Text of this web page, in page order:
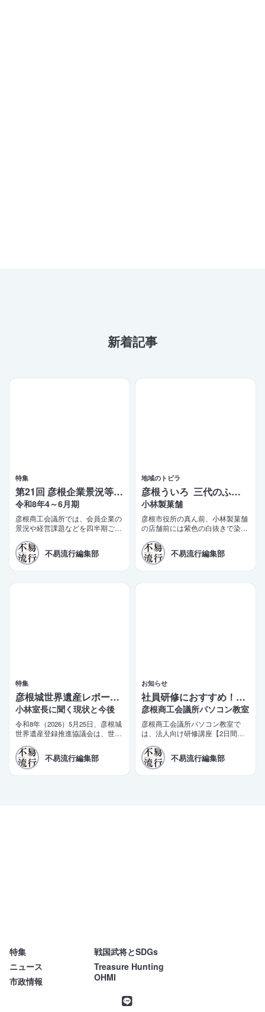
新着記事
特集
第21回 彦根企業景況等調査報告
令和8年4～6月期
彦根商工会議所では、会員企業の
景況や経営課題などを四半期ごと
査」を実施しております。このほ
ど第21四半期（令和8年4〜6月
期）の調査結果がまとまりました
不易流行編集部
地域のトビラ
彦根ういろ 三代のふるさとの味
小林製菓舗
彦根市役所の真ん前、小林製菓舗
の店舗前には紫色の白抜きで染め
新しい陣旗が立っている。少し前
までは「彦根ういろ ふるさとの
味」だった。
不易流行編集部
特集
彦根城世界遺産レポート 5
小林室長に聞く現状と今後
令和8年（2026）5月25日、彦根城
世界遺産登録推進協議会は、世界
文化庁に提出した。三日月大造滋
賀県知事と田島一成彦根市長が同
日コメントを発表。「令和10年の
不易流行編集部
お知らせ
社員研修におすすめ！2日間で学べるビジネス講座
彦根商工会議所パソコン教室
彦根商工会議所パソコン教室で
は、法人向け研修講座【2日間で
を開講しております。商工会議所
の会員企業様限定の特別価格もご
用意しております。
不易流行編集部
不易流行
特集
ニュース
市政情報
戦国武将とSDGs
Treasure Hunting
OHMI